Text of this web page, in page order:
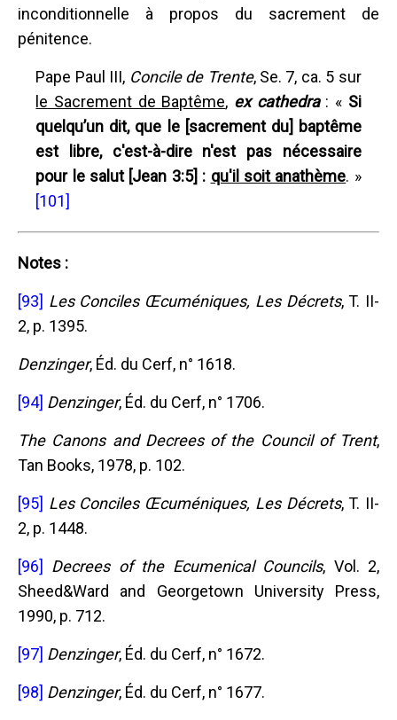
inconditionnelle à propos du sacrement de
pénitence.
Pape Paul III, Concile de Trente, Se. 7, ca. 5 sur
le Sacrement de Baptême, ex cathedra: « Si
quelqu’un dit, que le [sacrement du] baptême
est libre, c'est-à-dire n'est pas nécessaire
pour le salut [Jean 3:5] : qu'il soit anathème. »
[101]
Notes :
[93] Les Conciles Œcuméniques, Les Décrets, T. II-
2, p. 1395.
Denzinger, Éd. du Cerf, n° 1618.
[94] Denzinger, Éd. du Cerf, n° 1706.
The Canons and Decrees of the Council of Trent,
Tan Books, 1978, p. 102.
[95] Les Conciles Œcuméniques, Les Décrets, T. II-
2, p. 1448.
[96] Decrees of the Ecumenical Councils, Vol. 2,
Sheed&Ward and Georgetown University Press,
1990, p. 712.
[97] Denzinger, Éd. du Cerf, n° 1672.
[98] Denzinger, Éd. du Cerf, n° 1677.